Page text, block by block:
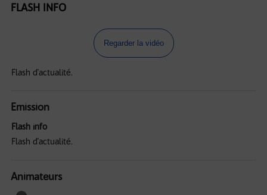
FLASH INFO
Regarder la vidéo
Flash d'actualité.
Emission
Flash info
Flash d'actualité.
Animateurs